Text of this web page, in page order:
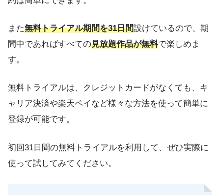
また無料トライアル期間を31日間設けているので、期
間中であればすべての見放題作品が無料で楽しめま
す。
無料トライアルは、クレジットカードがなくても、キ
ャリア決済や楽天ペイなど様々な方法を使って簡単に
登録が可能です。
初回31日間の無料トライアルを利用して、ぜひ実際に
使って試してみてください。